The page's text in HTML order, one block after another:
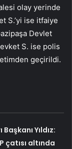
olay yerinde
S.’yi ise itfaiye
Devlet
S. ise polis
geçirildi.
Yıldız:
çatısı altında